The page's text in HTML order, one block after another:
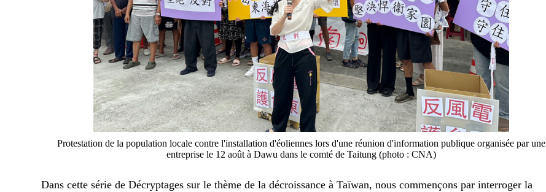
Protestation de la population locale contre l'installation d'éoliennes lors d'une réunion d'information publique organisée par une
entreprise le 12 août à Dawu dans le comté de Taitung (photo : CNA)
Dans cette série de Décryptages sur le thème de la décroissance à Taïwan, nous commençons par interroger la